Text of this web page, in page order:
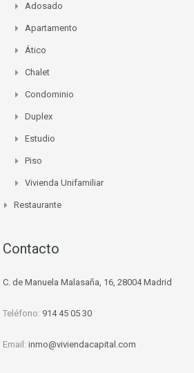
Adosado
Apartamento
Ático
Chalet
Condominio
Duplex
Estudio
Piso
Vivienda Unifamiliar
Restaurante
Contacto
C. de Manuela Malasaña, 16, 28004 Madrid
Teléfono: 914 45 05 30
Email: inmo@viviendacapital.com